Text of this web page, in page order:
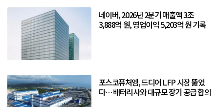
네이버, 2026년 2분기 매출액 3조
3,888억 원, 영업이익 5,203억 원 기록
포스코퓨처엠, 드디어 LFP 시장 뚫었
다… 배터리사와 대규모 장기 공급 합의